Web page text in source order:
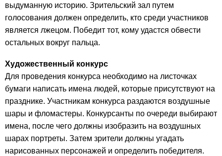
выдуманную историю. Зрительский зал путем
голосования должен определить, кто среди участников
является лжецом. Победит тот, кому удастся обвести
остальных вокруг пальца.
Художественный конкурс
Для проведения конкурса необходимо на листочках
бумаги написать имена людей, которые присутствуют на
празднике. Участникам конкурса раздаются воздушные
шары и фломастеры. Конкурсанты по очереди выбирают
имена, после чего должны изобразить на воздушных
шарах портреты. Затем зрители должны угадать
нарисованных персонажей и определить победителя.